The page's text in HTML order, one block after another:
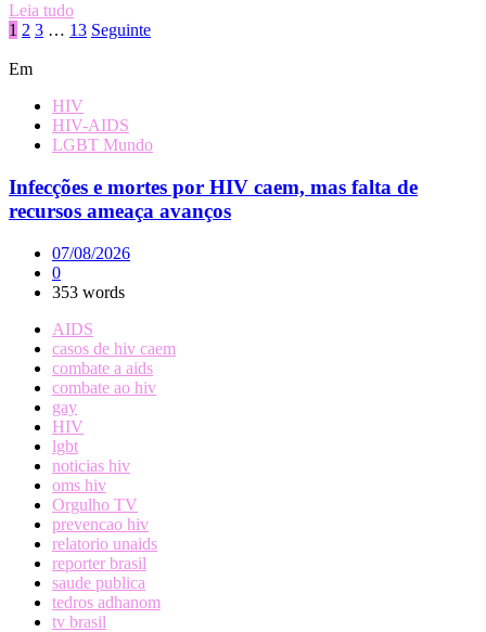
Leia tudo
Paginação
de
1 2 3 … 13 Seguinte
Em
HIV
HIV-AIDS
LGBT Mundo
Infecções e mortes por HIV caem, mas falta de
recursos ameaça avanços
07/08/2026
0
353 words
AIDS
casos de hiv caem
combate a aids
combate ao hiv
gay
HIV
lgbt
noticias hiv
oms hiv
Orgulho TV
prevencao hiv
relatorio unaids
reporter brasil
saude publica
tedros adhanom
tv brasil